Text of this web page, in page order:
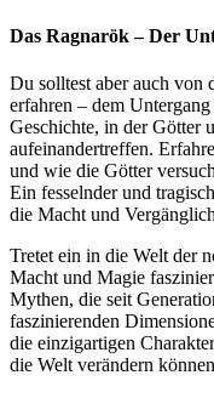
Das Ragnarök – Der
Du solltest aber auch von
erfahren – dem
Geschichte, in der Götter
aufeinandertreffen.
und wie die Götter
Ein fesselnder und
die Macht und
Tretet ein in die Welt der
Macht und Magie
Mythen, die seit
faszinierenden
die einzigartigen
die Welt verändern